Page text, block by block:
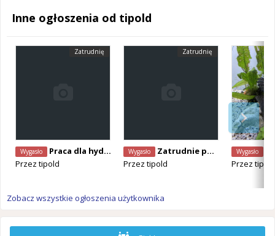
Inne ogłoszenia od tipold
Zatrudnię
Wygasło
Praca dla hydraulikow Gent A1
Przez tipold
Zatrudnię
Wygasło
Zatrudnie pomocnikow do wentylacji z A1 od zaraz
Przez tipold
Wygasło
Przez tipold
Zobacz wszystkie ogłoszenia użytkownika